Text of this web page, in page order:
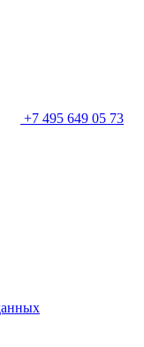
+7 495 649 05 73